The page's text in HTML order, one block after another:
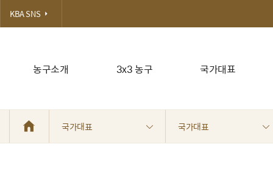
농구소개 3x3 농구 국가대표
KBA SNS
국가대표 국가대표